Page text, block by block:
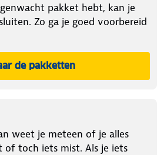
pakket hebt, kan je
Zo ga je goed voorbereid
de pakketten
met Wegenwacht Europa
weet je meteen of je alles
of toch iets mist. Als je iets